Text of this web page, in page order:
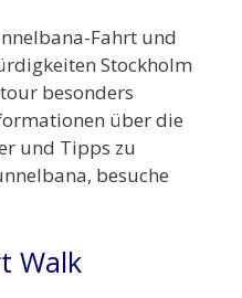
Fahrt und
Stockholm
besonders
über die
und Tipps zu
besuche
Walk